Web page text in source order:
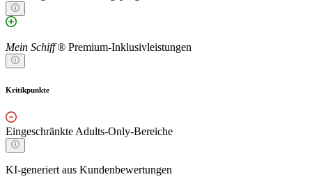
Mein Schiff ® Premium-Inklusivleistungen
Kritikpunkte
Eingeschränkte Adults-Only-Bereiche
KI-generiert aus Kundenbewertungen